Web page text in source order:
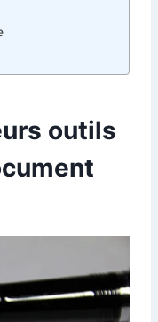
outils